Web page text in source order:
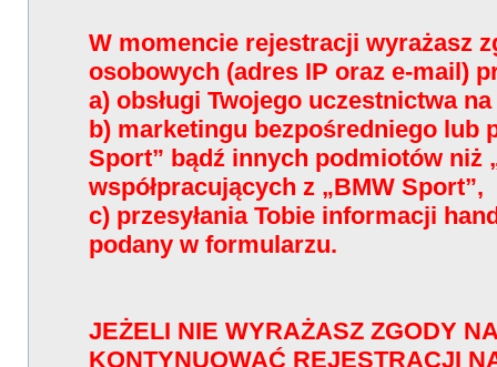
W momencie rejestracji wyrażasz
osobowych (adres IP oraz e-mail)
a) obsługi Twojego uczestnictwa
b) marketingu bezpośredniego lub
Sport” bądź innych podmiotów niż
współpracujących z „BMW Sport”,
c) przesyłania Tobie informacji
podany w formularzu.
JEŻELI NIE WYRAŻASZ ZGODY
KONTYNUOWAĆ REJESTRACJI